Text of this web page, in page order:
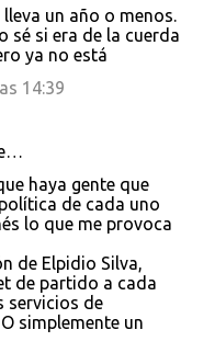
lleva un año o menos.
sé si era de la cuerda
ya no está
14:39
haya gente que
de cada uno
lo que me provoca
de Elpidio Silva,
de partido a cada
servicios de
simplemente un